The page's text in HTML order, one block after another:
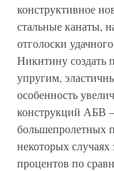
конструктивное
стальные канаты,
отголоски
Никитину создать
упругим,
особенность
конструкций АБВ
большепролетных
некоторых случаях
процентов по